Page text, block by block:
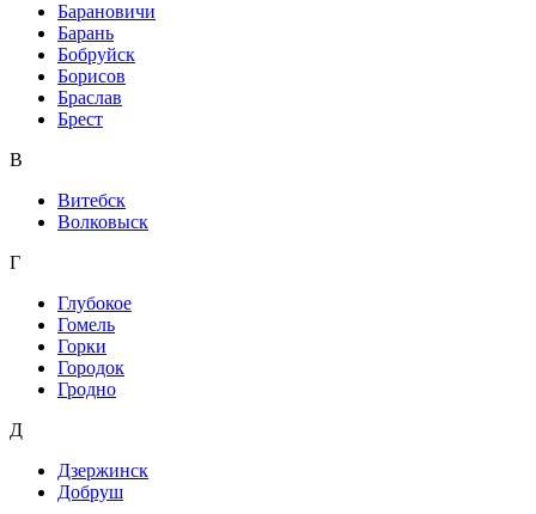
Барановичи
Барань
Бобруйск
Борисов
Браслав
Брест
В
Витебск
Волковыск
Г
Глубокое
Гомель
Горки
Городок
Гродно
Д
Дзержинск
Добруш